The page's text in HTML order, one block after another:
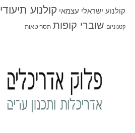
קולנוע ישראלי עצמאי קולנוע תיעודי
קטנוניזם שוברי קופות תסריטאות